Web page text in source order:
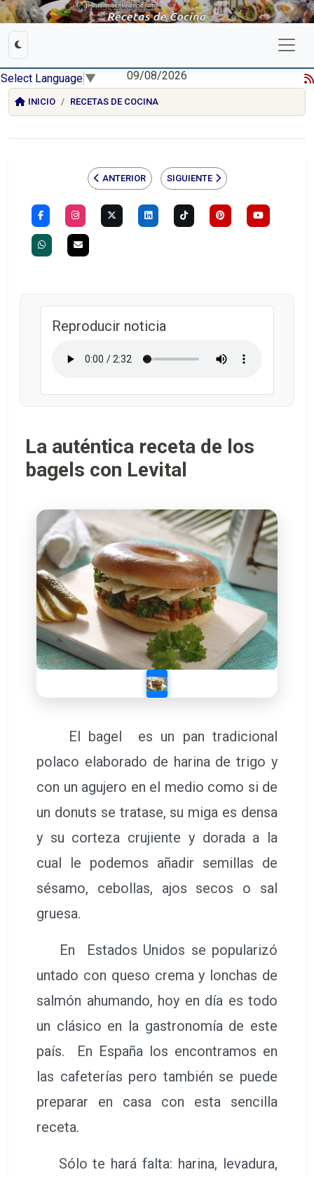
Select Language ▼ 09/08/2026
INICIO RECETAS DE COCINA
ANTERIOR SIGUIENTE
Reproducir noticia
La auténtica receta de los
bagels con Levital
El bagel es un pan tradicional
polaco elaborado de harina de trigo y
con un agujero en el medio como si de
un donuts se tratase, su miga es densa
y su corteza crujiente y dorada a la
cual le podemos añadir semillas de
sésamo, cebollas, ajos secos o sal
gruesa.
En Estados Unidos se popularizó
untado con queso crema y lonchas de
salmón ahumando, hoy en día es todo
un clásico en la gastronomía de este
país. En España los encontramos en
las cafeterías pero también se puede
preparar en casa con esta sencilla
receta.
Sólo te hará falta: harina, levadura,